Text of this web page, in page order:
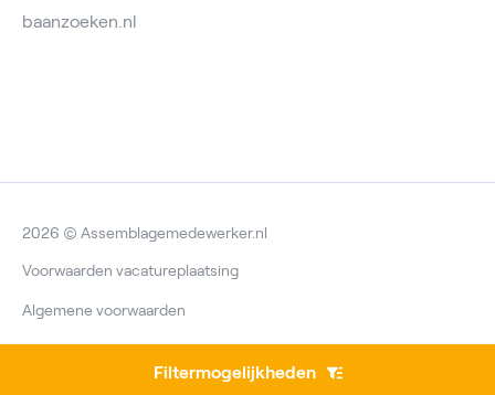
Filtermogelijkheden
baanzoeken.nl
2026 © Assemblagemedewerker.nl
Voorwaarden vacatureplaatsing
Algemene voorwaarden
Privacyverklaring